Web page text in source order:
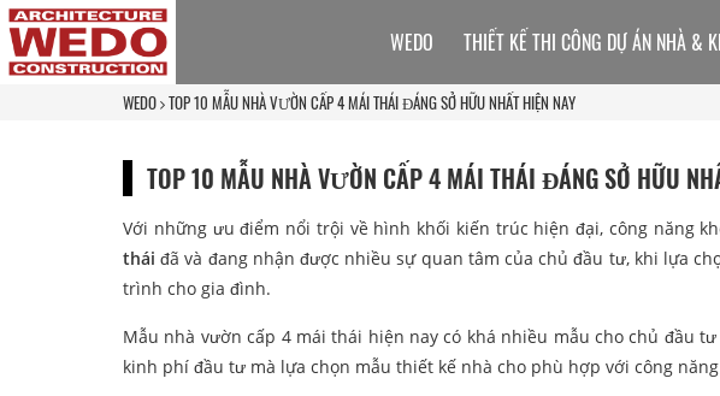
WEDO TOP 10 MẪU NHÀ VƯỜN CẤP 4 MÁI THÁI ĐÁNG SỞ HỮU NHẤT HIỆN NAY
TOP 10 MẪU NHÀ VƯỜN CẤP 4 MÁI THÁI ĐÁNG SỞ HỮU
Với những ưu điểm nổi trội về hình khối kiến trúc hiện đại, công năng
thái đã và đang nhận được nhiều sự quan tâm của chủ đầu tư, khi lựa
trình cho gia đình.
Mẫu nhà vườn cấp 4 mái thái hiện nay có khá nhiều mẫu cho chủ đầu
kinh phí đầu tư mà lựa chọn mẫu thiết kế nhà cho phù hợp với công
WEDO THIẾT KẾ THI CÔNG DỰ ÁN NHÀ &